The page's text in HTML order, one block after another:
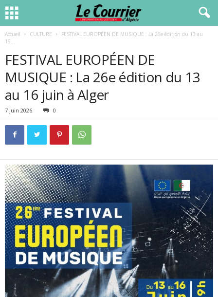
Accueil CULTURE
FESTIVAL EUROPÉEN DE MUSIQUE : La 26e édition du 13 au
16...
FESTIVAL EUROPÉEN DE
MUSIQUE : La 26e édition du 13
au 16 juin à Alger
7 juin 2026 0